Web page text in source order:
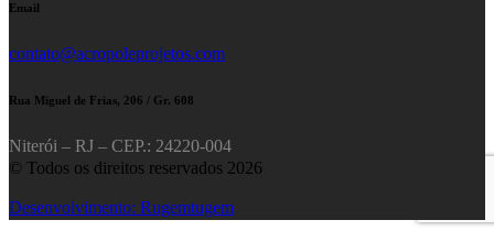
Email
contato@acropoleprojetos.com
Rua Miguel de Frias, 206 / Gr. 608
Niterói – RJ – CEP.: 24220-004
© Todos os direitos reservados 2026
Desenvolvimento: Rugemtugem